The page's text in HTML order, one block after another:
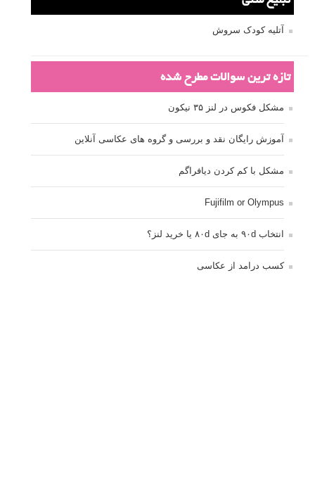
آتلیه کودک سروش
تازه ترین سوالات مطرح شده
مشکل فکوس در لنز ۳۵ نیکون
آموزش رایگان نقد و بررسی و گروه های عکاسی آنلاین
مشکل با کم کردن دیافراگم
Fujifilm or Olympus
انتخاب ۹۰d به جای ۸۰d یا خرید لنز؟
کسب درامد از عکاسی